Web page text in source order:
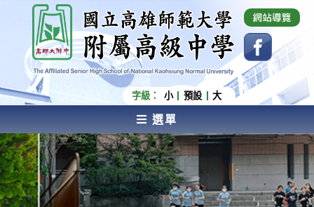
內
容
國立高雄師範大學附屬高級中學 Affiliated Senior
High School of National Kaohsiung Normal
University
字級： 小 預設 大
選單
AFFILIATED SENIOR HIGH SCHOOL OF NATIONAL
KAOHSIUNG NORMAL UNIVERSITY